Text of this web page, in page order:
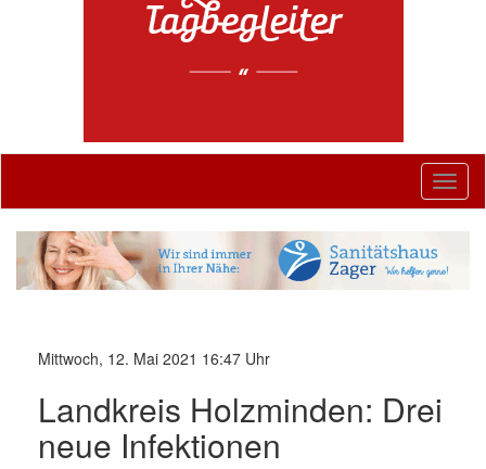
Mittwoch, 12. Mai 2021 16:47 Uhr
Landkreis Holzminden: Drei
neue Infektionen